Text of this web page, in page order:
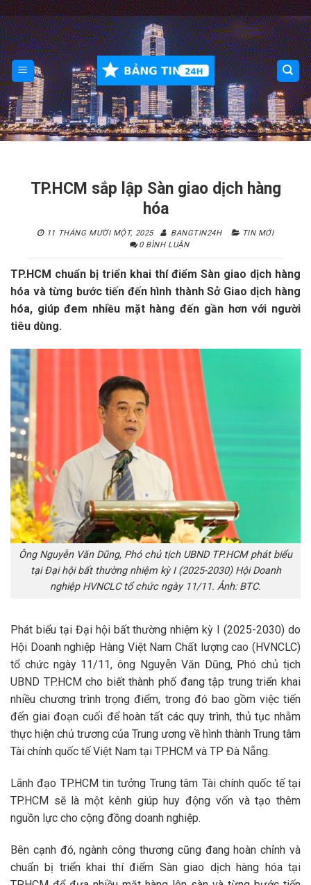
Skip
to
content
TP.HCM sắp lập Sàn giao dịch hàng
hóa
11 THÁNG MƯỜI MỘT, 2025 BANGTIN24H
TIN MỚI
0 BÌNH LUẬN
TP.HCM chuẩn bị triển khai thí điểm Sàn giao dịch hàng
hóa và từng bước tiến đến hình thành Sở Giao dịch hàng
hóa, giúp đem nhiều mặt hàng đến gần hơn với người
tiêu dùng.
Ông Nguyễn Văn Dũng, Phó chủ tịch UBND TP.HCM phát biểu
tại Đại hội bất thường nhiệm kỳ I (2025-2030) Hội Doanh
nghiệp HVNCLC tổ chức ngày 11/11. Ảnh: BTC.
Phát biểu tại Đại hội bất thường nhiệm kỳ I (2025-2030) do
Hội Doanh nghiệp Hàng Việt Nam Chất lượng cao (HVNCLC)
tổ chức ngày 11/11, ông Nguyễn Văn Dũng, Phó chủ tịch
UBND TP.HCM cho biết thành phố đang tập trung triển khai
nhiều chương trình trọng điểm, trong đó bao gồm việc tiến
đến giai đoạn cuối để hoàn tất các quy trình, thủ tục nhằm
thực hiện chủ trương của Trung ương về hình thành Trung tâm
Tài chính quốc tế Việt Nam tại TP.HCM và TP Đà Nẵng.
Lãnh đạo TP.HCM tin tưởng Trung tâm Tài chính quốc tế tại
TP.HCM sẽ là một kênh giúp huy động vốn và tạo thêm
nguồn lực cho cộng đồng doanh nghiệp.
Bên cạnh đó, ngành công thương cũng đang hoàn chỉnh và
chuẩn bị triển khai thí điểm Sàn giao dịch hàng hóa tại